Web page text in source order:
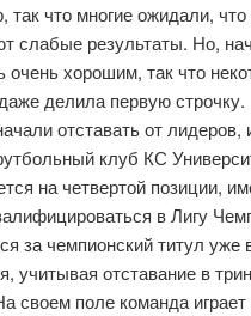
так что многие ожидали, что
слабые результаты. Но,
очень хорошим, так что
делила первую строчку.
отставать от
клуб КС
на четвертой позиции,
в Лигу
за чемпионский титул уже
учитывая отставание в
своем поле команда